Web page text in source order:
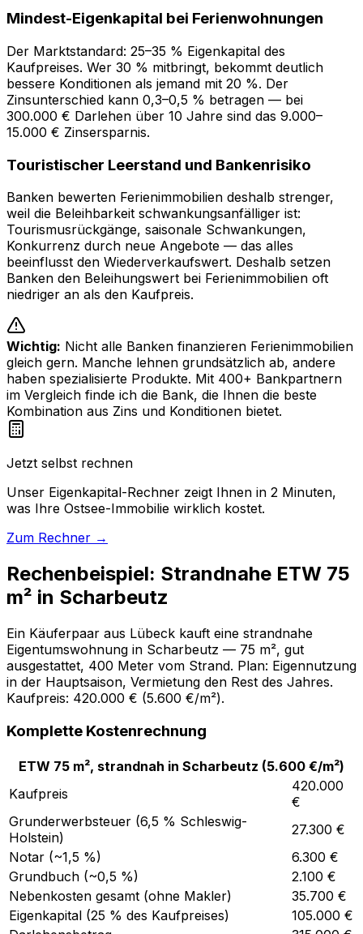
Mindest-Eigenkapital bei Ferienwohnungen
Der Marktstandard: 25–35 % Eigenkapital des
Kaufpreises. Wer 30 % mitbringt, bekommt deutlich
bessere Konditionen als jemand mit 20 %. Der
Zinsunterschied kann 0,3–0,5 % betragen — bei
300.000 € Darlehen über 10 Jahre sind das 9.000–
15.000 € Zinsersparnis.
Touristischer Leerstand und Bankenrisiko
Banken bewerten Ferienimmobilien deshalb strenger,
weil die Beleihbarkeit schwankungsanfälliger ist:
Tourismusrückgänge, saisonale Schwankungen,
Konkurrenz durch neue Angebote — das alles
beeinflusst den Wiederverkaufswert. Deshalb setzen
Banken den Beleihungswert bei Ferienimmobilien oft
niedriger an als den Kaufpreis.
Wichtig: Nicht alle Banken finanzieren Ferienimmobilien
gleich gern. Manche lehnen grundsätzlich ab, andere
haben spezialisierte Produkte. Mit 400+ Bankpartnern
im Vergleich finde ich die Bank, die Ihnen die beste
Kombination aus Zins und Konditionen bietet.
Jetzt selbst rechnen
Unser Eigenkapital-Rechner zeigt Ihnen in 2 Minuten,
was Ihre Ostsee-Immobilie wirklich kostet.
Zum Rechner →
Rechenbeispiel: Strandnahe ETW 75
m² in Scharbeutz
Ein Käuferpaar aus Lübeck kauft eine strandnahe
Eigentumswohnung in Scharbeutz — 75 m², gut
ausgestattet, 400 Meter vom Strand. Plan: Eigennutzung
in der Hauptsaison, Vermietung den Rest des Jahres.
Kaufpreis: 420.000 € (5.600 €/m²).
Komplette Kostenrechnung
ETW 75 m², strandnah in Scharbeutz (5.600 €/m²)
Kaufpreis
420.000
€
Grunderwerbsteuer (6,5 % Schleswig-
Holstein)
27.300 €
Notar (~1,5 %)
6.300 €
Grundbuch (~0,5 %)
2.100 €
Nebenkosten gesamt (ohne Makler)
35.700 €
Eigenkapital (25 % des Kaufpreises)
105.000 €